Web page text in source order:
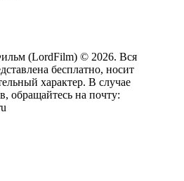
(LordFilm) © 2026. Вся
бесплатно, носит
характер. В случае
обращайтесь на почту: